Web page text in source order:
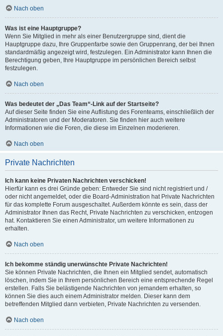
Nach oben
Was ist eine Hauptgruppe?
Wenn Sie Mitglied in mehr als einer Benutzergruppe sind, dient die
Hauptgruppe dazu, Ihre Gruppenfarbe sowie den Gruppenrang, der bei Ihnen
standardmäßig angezeigt wird, festzulegen. Ein Administrator kann Ihnen die
Berechtigung geben, Ihre Hauptgruppe im persönlichen Bereich selbst
festzulegen.
Nach oben
Was bedeutet der „Das Team“-Link auf der Startseite?
Auf dieser Seite finden Sie eine Auflistung des Forenteams, einschließlich der
Administratoren und der Moderatoren. Sie finden hier auch weitere
Informationen wie die Foren, die diese im Einzelnen moderieren.
Nach oben
Private Nachrichten
Ich kann keine Privaten Nachrichten verschicken!
Hierfür kann es drei Gründe geben: Entweder Sie sind nicht registriert und /
oder nicht angemeldet, oder die Board-Administration hat Private Nachrichten
für das komplette Forum ausgeschaltet. Außerdem könnte es sein, dass der
Administrator Ihnen das Recht, Private Nachrichten zu verschicken, entzogen
hat. Kontaktieren Sie einen Administrator, um weitere Informationen zu
erhalten.
Nach oben
Ich bekomme ständig unerwünschte Private Nachrichten!
Sie können Private Nachrichten, die Ihnen ein Mitglied sendet, automatisch
löschen, indem Sie in Ihrem persönlichen Bereich eine entsprechende Regel
erstellen. Falls Sie belästigende Nachrichten von jemandem erhalten, so
können Sie dies auch einem Administrator melden. Dieser kann dem
betreffenden Mitglied dann verbieten, Private Nachrichten zu versenden.
Nach oben